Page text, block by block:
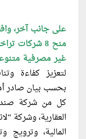
على جانب آخر،
منح 8 شركات
غير مصرفية
لتعزيز كفاءة
بحسب بيان صادر
كل من شركة
العقارية، وشركة
المالية، وترويج